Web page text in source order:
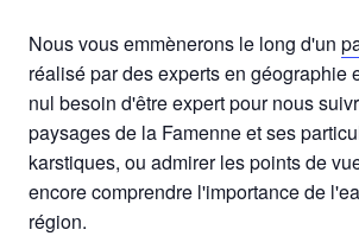
Nous vous emmènerons le long d'un
réalisé par des experts en géographie
nul besoin d'être expert pour nous
paysages de la Famenne et ses
karstiques, ou admirer les points de
encore comprendre l'importance de
région.